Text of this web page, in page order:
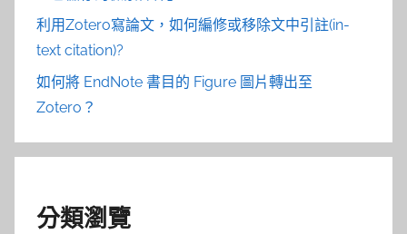
利用Zotero寫論文，如何編修或移除文中引註(in-
text citation)?
如何將 EndNote 書目的 Figure 圖片轉出至
Zotero？
分類瀏覽